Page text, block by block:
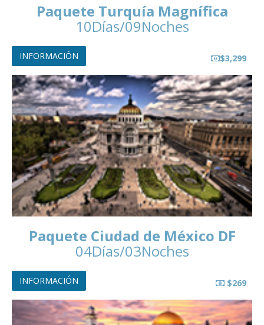
Paquete Turquía Magnífica
10Días/09Noches
$3,299
INFORMACIÓN
Paquete Ciudad de México DF
04Días/03Noches
$269
INFORMACIÓN